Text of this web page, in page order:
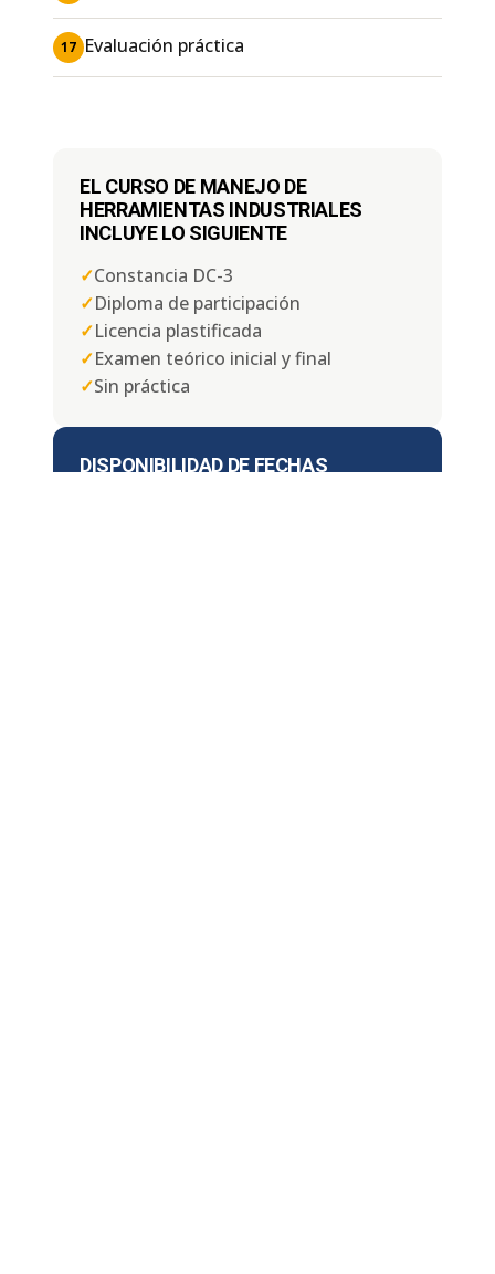
17 Evaluación práctica
EL CURSO DE MANEJO DE
HERRAMIENTAS INDUSTRIALES
INCLUYE LO SIGUIENTE
✓Constancia DC-3
✓Diploma de participación
✓Licencia plastificada
✓Examen teórico inicial y final
✓Sin práctica
DISPONIBILIDAD DE FECHAS